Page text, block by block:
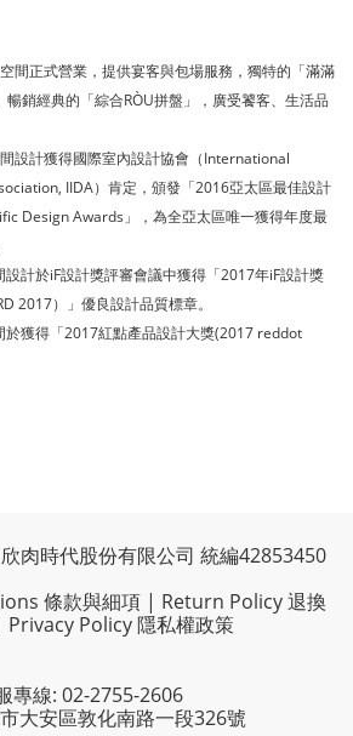
間正式營業，提供宴客與包場服務，獨特的「滿滿
暢銷經典的「綜合RÒU拼盤」，廣受饕客、生活品
設計獲得國際室內設計協會（International
IIDA）肯定，頒發「2016亞太區最佳設計
Design Awards」，為全亞太區唯一獲得年度最
計於iF設計獎評審會議中獲得「2017年iF設計獎
2017）」優良設計品質標章。
於獲得「2017紅點產品設計大獎(2017 reddot
肉時代股份有限公司 統編42853450
條款與細項 | Return Policy 退換
Privacy Policy 隱私權政策
專線: 02-2755-2606
大安區敦化南路一段326號